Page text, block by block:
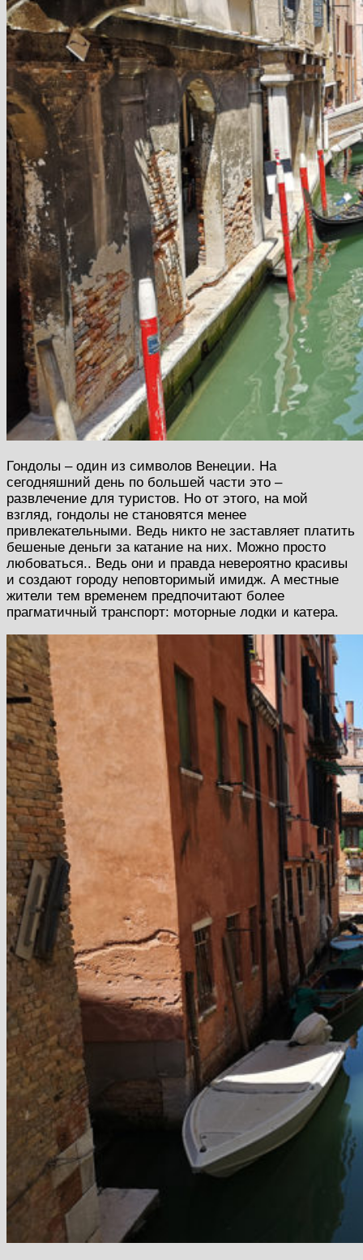
Гондолы – один из символов Венеции. На
сегодняшний день по большей части это –
развлечение для туристов. Но от этого, на мой
взгляд, гондолы не становятся менее
привлекательными. Ведь никто не заставляет платить
бешеные деньги за катание на них. Можно просто
любоваться.. Ведь они и правда невероятно красивы
и создают городу неповторимый имидж. А местные
жители тем временем предпочитают более
прагматичный транспорт: моторные лодки и катера.